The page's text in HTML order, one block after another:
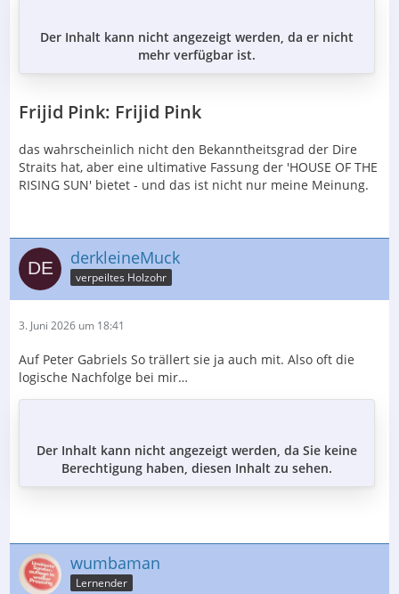
Der Inhalt kann nicht angezeigt werden, da er nicht
mehr verfügbar ist.
Frijid Pink: Frijid Pink
das wahrscheinlich nicht den Bekanntheitsgrad der Dire
Straits hat, aber eine ultimative Fassung der 'HOUSE OF THE
RISING SUN' bietet - und das ist nicht nur meine Meinung.
derkleineMuck
verpeiltes Holzohr
3. Juni 2026 um 18:41
Auf Peter Gabriels So trällert sie ja auch mit. Also oft die
logische Nachfolge bei mir…
Der Inhalt kann nicht angezeigt werden, da Sie keine
Berechtigung haben, diesen Inhalt zu sehen.
wumbaman
Lernender